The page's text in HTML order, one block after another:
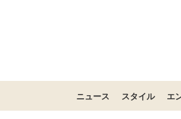
ニュース スタイル エ